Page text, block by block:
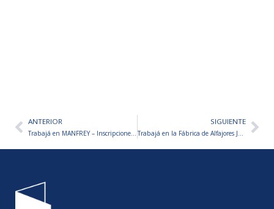
AntANTERIOR
Trabajá en MANFREY – Inscripciones abiertas
SIGUIENTE
Trabajá en la Fábrica de Alfajores JORGITO – Inscripciones abiertas